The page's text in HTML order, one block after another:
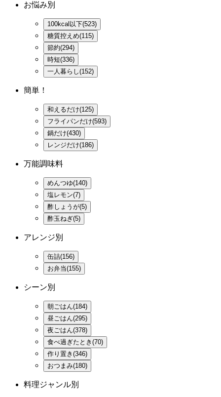
お悩み別
100kcal以下(523)
糖質控えめ(115)
節約(294)
時短(336)
一人暮らし(152)
簡単！
和えるだけ(125)
フライパンだけ(593)
鍋だけ(430)
レンジだけ(186)
万能調味料
めんつゆ(140)
塩レモン(7)
酢しょうが(5)
酢玉ねぎ(5)
アレンジ別
缶詰(156)
お弁当(155)
シーン別
朝ごはん(184)
昼ごはん(295)
夜ごはん(378)
食べ過ぎたとき(70)
作り置き(346)
おつまみ(180)
料理ジャンル別